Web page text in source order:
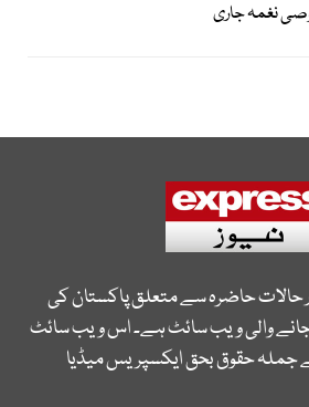
نغمہ جاری
حالات حاضرہ سے متعلق پاکستان کی
والی ویب سائٹ ہے۔ اس ویب سائٹ
جملہ حقوق بحق ایکسپریس میڈیا